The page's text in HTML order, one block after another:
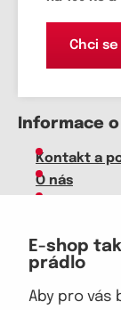
E-shop
prádlo
Aby pro vás
Chci
Informace
Kontakt a
O nás
Velkoobchod
Vrácení
Obchodní